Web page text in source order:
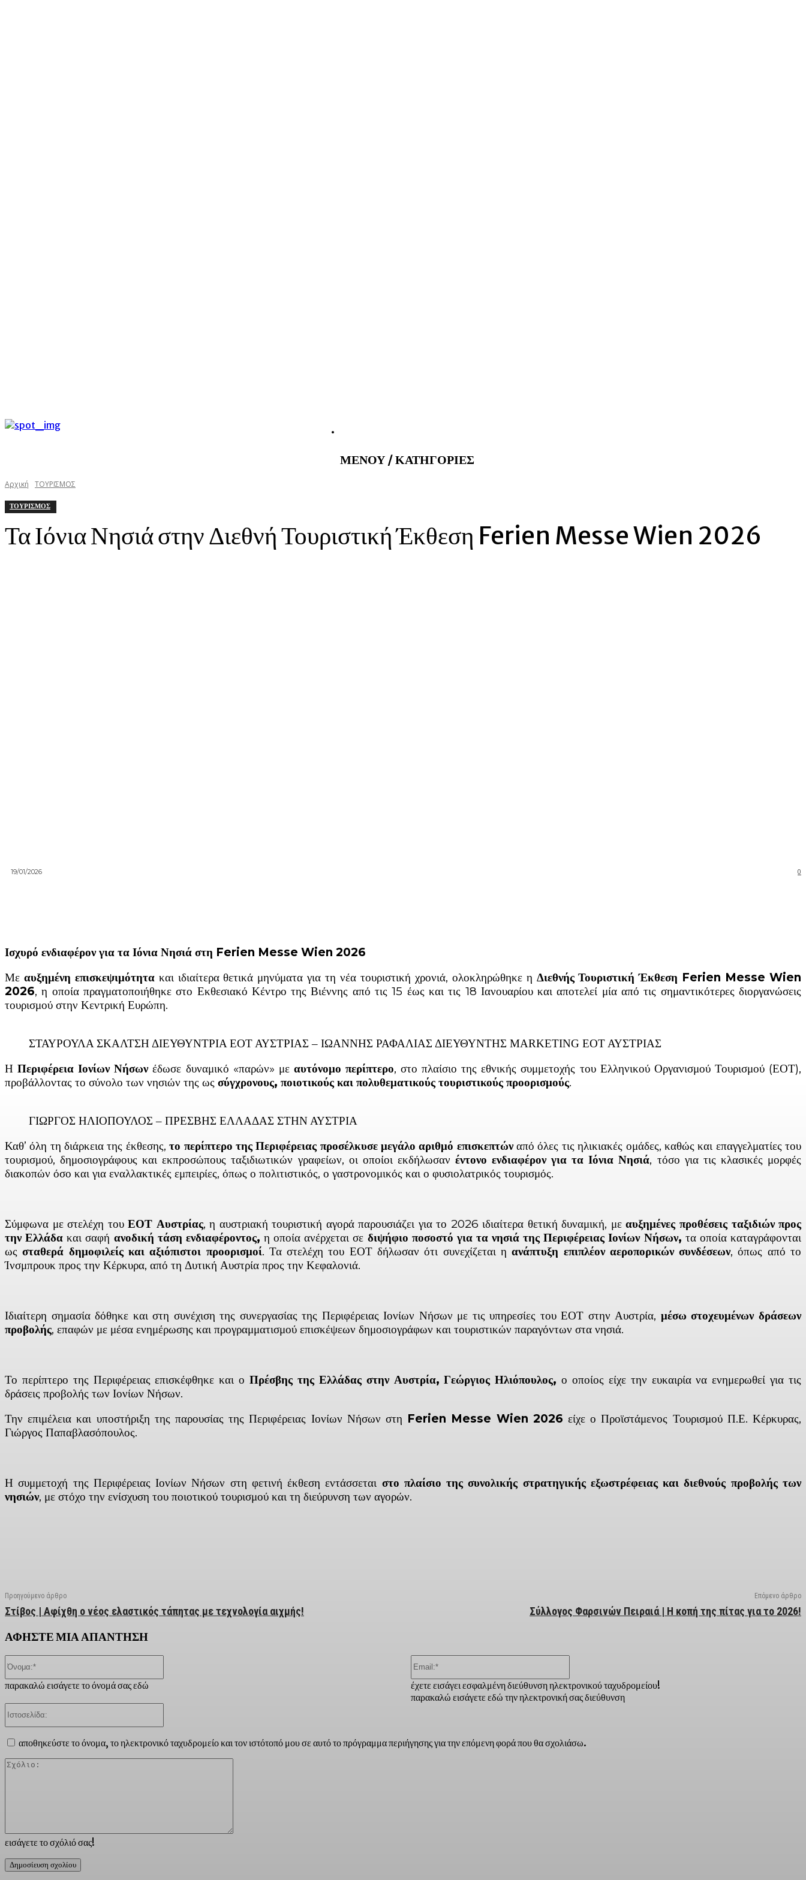
ΜΕΝΟΥ / ΚΑΤΗΓΟΡΙΕΣ
Αρχική ΤΟΥΡΙΣΜΟΣ
ΤΟΥΡΙΣΜΟΣ
Τα Ιόνια Νησιά στην Διεθνή Τουριστική Έκθεση Ferien Messe Wien 2026
0
19/01/2026
Ισχυρό ενδιαφέρον για τα Ιόνια Νησιά στη Ferien Messe Wien 2026
Με αυξημένη επισκεψιμότητακαι ιδιαίτερα θετικά μηνύματα για τη νέα τουριστική χρονιά, ολοκληρώθηκε η Διεθνής Τουριστική Έκθεση Ferien Messe Wien
2026, η οποία πραγματοποιήθηκε στο Εκθεσιακό Κέντρο της Βιέννης από τις 15 έως και τις 18 Ιανουαρίου και αποτελεί μία από τις σημαντικότερες διοργανώσεις
τουρισμού στην Κεντρική Ευρώπη.
ΣΤΑΥΡΟΥΛΑ ΣΚΑΛΤΣΗ ΔΙΕΥΘΥΝΤΡΙΑ ΕΟΤ ΑΥΣΤΡΙΑΣ – ΙΩΑΝΝΗΣ ΡΑΦΑΛΙΑΣ ΔΙΕΥΘΥΝΤΗΣ MARKETING ΕΟΤ ΑΥΣΤΡΙΑΣ
ΗΠεριφέρεια Ιονίων Νήσωνέδωσε δυναμικό «παρών» με αυτόνομο περίπτερο, στο πλαίσιο της εθνικής συμμετοχής του Ελληνικού Οργανισμού Τουρισμού (ΕΟΤ),
προβάλλοντας το σύνολο των νησιών της ως σύγχρονους, ποιοτικούς και πολυθεματικούς τουριστικούς προορισμούς.
ΓΙΩΡΓΟΣ ΗΛΙΟΠΟΥΛΟΣ – ΠΡΕΣΒΗΣ ΕΛΛΑΔΑΣ ΣΤΗΝ ΑΥΣΤΡΙΑ
Καθ’ όλη τη διάρκεια της έκθεσης,το περίπτερο της Περιφέρειας προσέλκυσε μεγάλο αριθμό επισκεπτώναπό όλες τις ηλικιακές ομάδες, καθώς και επαγγελματίες του
τουρισμού, δημοσιογράφους και εκπροσώπους ταξιδιωτικών γραφείων, οι οποίοι εκδήλωσαν έντονο ενδιαφέρον για τα Ιόνια Νησιά, τόσο για τις κλασικές μορφές
διακοπών όσο και για εναλλακτικές εμπειρίες, όπως ο πολιτιστικός, ο γαστρονομικός και ο φυσιολατρικός τουρισμός.
Σύμφωνα με στελέχη τουΕΟΤ Αυστρίας, η αυστριακή τουριστική αγορά παρουσιάζει για το 2026 ιδιαίτερα θετική δυναμική, μεαυξημένες προθέσεις ταξιδιών προς
την Ελλάδα και σαφή ανοδική τάση ενδιαφέροντος, η οποία ανέρχεται σε διψήφιο ποσοστό για τα νησιά της Περιφέρειας Ιονίων Νήσων, τα οποία καταγράφονται
ωςσταθερά δημοφιλείς και αξιόπιστοι προορισμοί. Τα στελέχη του ΕΟΤ δήλωσαν ότι συνεχίζεται ηανάπτυξη επιπλέον αεροπορικών συνδέσεων, όπως από το
Ίνσμπρουκ προς την Κέρκυρα, από τη Δυτική Αυστρία προς την Κεφαλονιά.
Ιδιαίτερη σημασία δόθηκε και στη συνέχιση της συνεργασίας της Περιφέρειας Ιονίων Νήσων με τις υπηρεσίες του ΕΟΤ στην Αυστρία, μέσω στοχευμένων δράσεων
προβολής, επαφών με μέσα ενημέρωσης και προγραμματισμού επισκέψεων δημοσιογράφων και τουριστικών παραγόντων στα νησιά.
Το περίπτερο της Περιφέρειας επισκέφθηκε και οΠρέσβης της Ελλάδας στην Αυστρία, Γεώργιος Ηλιόπουλος,ο οποίος είχε την ευκαιρία να ενημερωθεί για τις
δράσεις προβολής των Ιονίων Νήσων.
Την επιμέλεια και υποστήριξη της παρουσίας της Περιφέρειας Ιονίων Νήσων στη Ferien Messe Wien 2026 είχε ο Προϊστάμενος Τουρισμού Π.Ε. Κέρκυρας,
Γιώργος Παπαβλασόπουλος.
Η συμμετοχή της Περιφέρειας Ιονίων Νήσων στη φετινή έκθεση εντάσσεται στο πλαίσιο της συνολικής στρατηγικής εξωστρέφειας και διεθνούς προβολής των
νησιών, με στόχο την ενίσχυση του ποιοτικού τουρισμού και τη διεύρυνση των αγορών.
Προηγούμενο άρθρο
Στίβος | Αφίχθη ο νέος ελαστικός τάπητας με τεχνολογία αιχμής!
Επόμενο άρθρο
Σύλλογος Φαρσινών Πειραιά | Η κοπή της πίτας για το 2026!
ΑΦΗΣΤΕ ΜΙΑ ΑΠΑΝΤΗΣΗ
εισάγετε το σχόλιό σας!
παρακαλώ εισάγετε το όνομά σας εδώ
έχετε εισάγει εσφαλμένη διεύθυνση ηλεκτρονικού ταχυδρομείου!
παρακαλώ εισάγετε εδώ την ηλεκτρονική σας διεύθυνση
αποθηκεύστε το όνομα, το ηλεκτρονικό ταχυδρομείο και τον ιστότοπό μου σε αυτό το πρόγραμμα περιήγησης για την επόμενη φορά που θα σχολιάσω.